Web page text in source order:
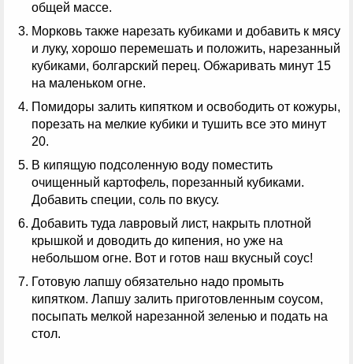
общей массе.
Морковь также нарезать кубиками и добавить к мясу
и луку, хорошо перемешать и положить, нарезанный
кубиками, болгарский перец. Обжаривать минут 15
на маленьком огне.
Помидоры залить кипятком и освободить от кожуры,
порезать на мелкие кубики и тушить все это минут
20.
В кипящую подсоленную воду поместить
очищенный картофель, порезанный кубиками.
Добавить специи, соль по вкусу.
Добавить туда лавровый лист, накрыть плотной
крышкой и доводить до кипения, но уже на
небольшом огне. Вот и готов наш вкусный соус!
Готовую лапшу обязательно надо промыть
кипятком. Лапшу залить приготовленным соусом,
посыпать мелкой нарезанной зеленью и подать на
стол.